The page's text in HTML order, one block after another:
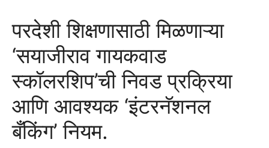
परदेशी शिक्षणासाठी मिळणाऱ्या
‘सयाजीराव गायकवाड
स्कॉलरशिप’ची निवड प्रक्रिया
आणि आवश्यक ‘इंटरनॅशनल
बँकिंग’ नियम.